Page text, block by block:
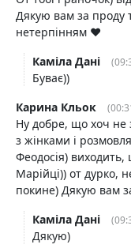
Дякую вам за проду
нетерпінням ♥️
Каміла Дані
Буває))
Карина Кльок
Ну добре, що хоч не
з жінками і
Феодосія)
Марійці)) от дурко,
покине) Дякую вам
Каміла Дані
Дякую)